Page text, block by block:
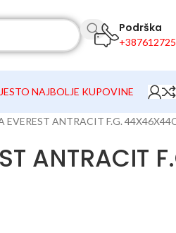
Podrška
NAJBOLJE KUPOVINE
EVEREST ANTRACIT F.G.
ANTRACIT